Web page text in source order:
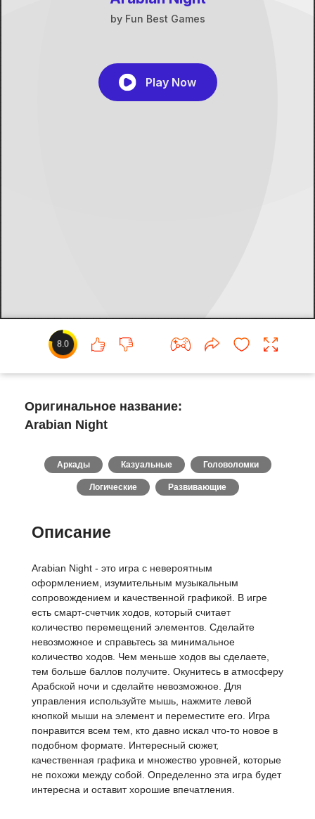
8.0
Оригинальное название:
Arabian Night
Аркады Казуальные Головоломки
Логические Развивающие
Описание
Arabian Night - это игра с невероятным
оформлением, изумительным музыкальным
сопровождением и качественной графикой. В игре
есть смарт-счетчик ходов, который считает
количество перемещений элементов. Сделайте
невозможное и справьтесь за минимальное
количество ходов. Чем меньше ходов вы сделаете,
тем больше баллов получите. Окунитесь в атмосферу
Арабской ночи и сделайте невозможное. Для
управления используйте мышь, нажмите левой
кнопкой мыши на элемент и переместите его. Игра
понравится всем тем, кто давно искал что-то новое в
подобном формате. Интересный сюжет,
качественная графика и множество уровней, которые
не похожи между собой. Определенно эта игра будет
интересна и оставит хорошие впечатления.